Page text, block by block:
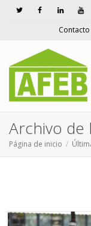
Archivo de
Página de inicio